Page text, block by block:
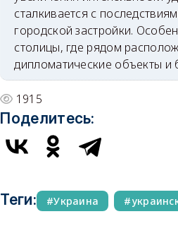
сталкивается с
городской застройки.
столицы, где рядом
дипломатические объекты и
1915
Поделитесь:
Теги: Украина